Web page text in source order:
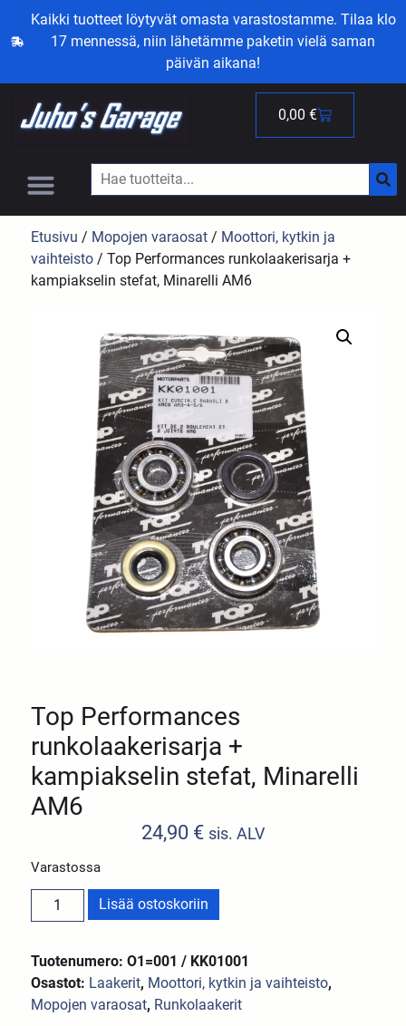
Kaikki tuotteet löytyvät omasta varastostamme. Tilaa klo
17 mennessä, niin lähetämme paketin vielä saman
päivän aikana!
0,00 €
Etusivu / Mopojen varaosat / Moottori, kytkin ja
vaihteisto / Top Performances runkolaakerisarja +
kampiakselin stefat, Minarelli AM6
Top Performances
runkolaakerisarja +
kampiakselin stefat, Minarelli
AM6
24,90 € sis. ALV
Varastossa
Lisää ostoskoriin
Tuotenumero: O1=001 / KK01001
Osastot: Laakerit, Moottori, kytkin ja vaihteisto,
Mopojen varaosat, Runkolaakerit